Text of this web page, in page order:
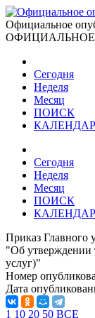
Официальное
Сегодня
Неделя
Месяц
ПОИСК
Сегодня
Неделя
Месяц
ПОИСК
Приказ Главного
"Об утверждении
услуг)"
Номер
Дата
1 10 20 50 ВСЕ